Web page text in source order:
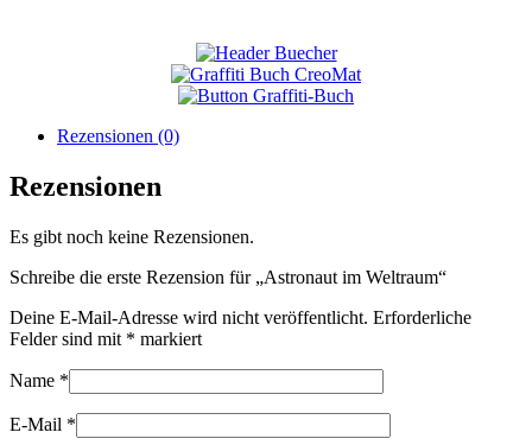
Rezensionen (0)
Rezensionen
Es gibt noch keine Rezensionen.
Schreibe die erste Rezension für „Astronaut im Weltraum“
Deine E-Mail-Adresse wird nicht veröffentlicht. Erforderliche
Felder sind mit * markiert
Name *
E-Mail *